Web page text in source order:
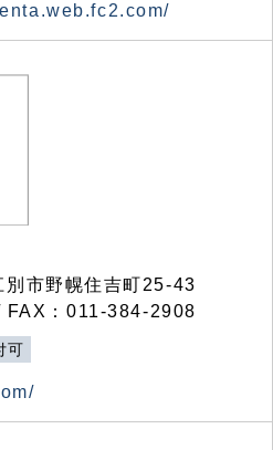
市野幌住吉町25-43
：011-384-2908
可